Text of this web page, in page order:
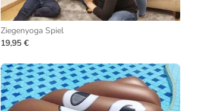
Ziegenyoga Spiel
19,95 €